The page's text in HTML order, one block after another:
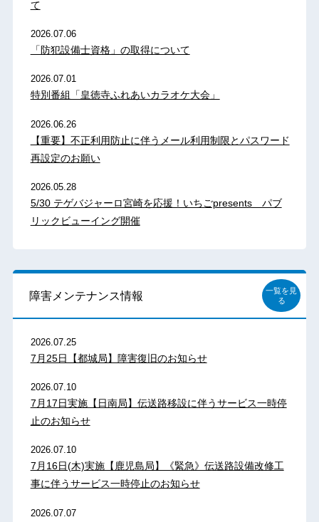
て
2026.07.06
「防犯設備士資格」の取得について
2026.07.01
特別番組「皇徳寺ふれあいカラオケ大会」
2026.06.26
【重要】不正利用防止に伴うメール利用制限とパスワード
再設定のお願い
2026.05.28
5/30 テゲバジャーロ宮崎を応援！いちごpresents パブ
リックビューイング開催
障害メンテナンス情報
一覧を見
る
2026.07.25
7月25日【都城局】障害復旧のお知らせ
2026.07.10
7月17日実施【日南局】伝送路移設に伴うサービス一時停
止のお知らせ
2026.07.10
7月16日(木)実施【鹿児島局】《緊急》伝送路設備改修工
事に伴うサービス一時停止のお知らせ
2026.07.07